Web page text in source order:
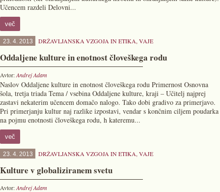
Učencem razdeli Delovni...
več
23. 4. 2013 DRŽAVLJANSKA VZGOJA IN ETIKA, VAJE
Oddaljene kulture in enotnost človeškega rodu
Avtor:Andrej Adam
Naslov Oddaljene kulture in enotnost človeškega rodu Primernost Osnovna
šola, tretja triada Tema / vsebina Oddaljene kulture, kraji – Učitelj najprej
zastavi nekaterim učencem domačo nalogo. Tako dobi gradivo za primerjavo.
Pri primerjanju kultur naj razlike izpostavi, vendar s končnim ciljem poudarka
na pojmu enotnosti človeškega rodu, h kateremu...
več
23. 4. 2013 DRŽAVLJANSKA VZGOJA IN ETIKA, VAJE
Kulture v globaliziranem svetu
Avtor:Andrej Adam